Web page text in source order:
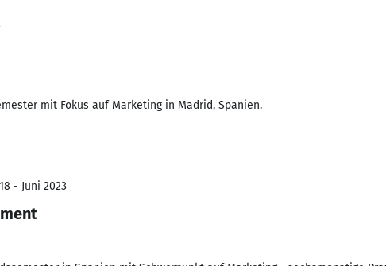
mit Fokus auf Marketing in Madrid, Spanien.
- Juni 2023